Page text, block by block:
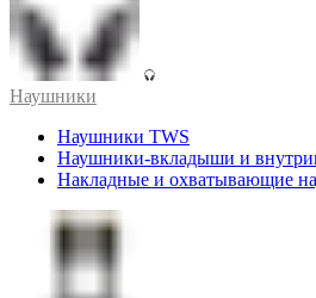
Наушники
Наушники TWS
Наушники-вкладыши и
Накладные и охватывающие